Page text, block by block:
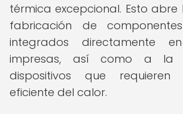
térmica excepcional. Esto
fabricación de
integrados directamente
impresas, así como a la
dispositivos que requieren
eficiente del calor.